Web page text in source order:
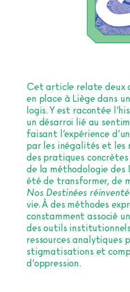
Cet article relate deux
en place à Liège dans
logis. Y est racontée
un désarroi lié au
faisant l’expérience
par les inégalités et les
des pratiques
de la méthodologie des
été de transformer, de
Nos Destinées
vie. À des méthodes
constamment associé
des outils
ressources analytiques
stigmatisations et
d’oppression.